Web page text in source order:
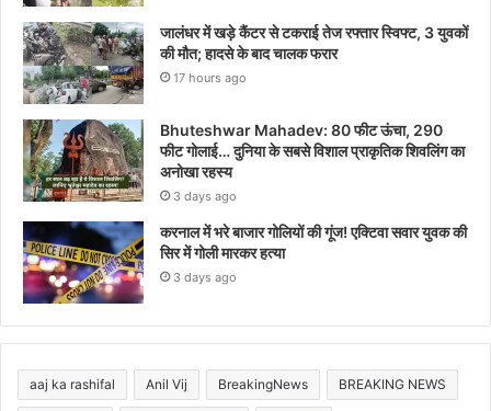
जालंधर में खड़े कैंटर से टकराई तेज रफ्तार स्विफ्ट, 3 युवकों
की मौत; हादसे के बाद चालक फरार
17 hours ago
Bhuteshwar Mahadev: 80 फीट ऊंचा, 290
फीट गोलाई… दुनिया के सबसे विशाल प्राकृतिक शिवलिंग का
अनोखा रहस्य
3 days ago
करनाल में भरे बाजार गोलियों की गूंज! एक्टिवा सवार युवक की
सिर में गोली मारकर हत्या
3 days ago
aaj ka rashifal Anil Vij BreakingNews BREAKING NEWS